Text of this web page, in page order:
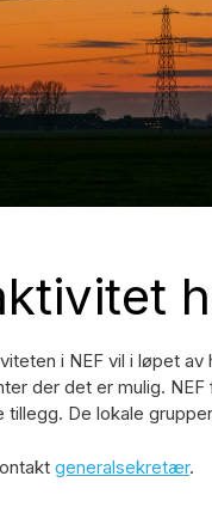
i NEF vil i løpet
der det er mulig.
tillegg. De lokale
generalsekretær.